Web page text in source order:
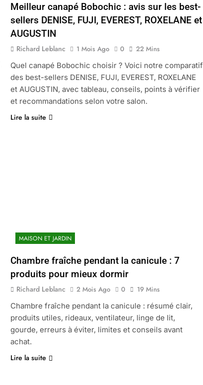
Meilleur canapé Bobochic : avis sur les best-
sellers DENISE, FUJI, EVEREST, ROXELANE et
AUGUSTIN
Richard Leblanc 1 Mois Ago 0
22 Mins
Quel canapé Bobochic choisir ? Voici notre comparatif
des best-sellers DENISE, FUJI, EVEREST, ROXELANE
et AUGUSTIN, avec tableau, conseils, points à vérifier
et recommandations selon votre salon.
Lire la suite
MAISON ET JARDIN
Chambre fraîche pendant la canicule : 7
produits pour mieux dormir
Richard Leblanc 2 Mois Ago 0
19 Mins
Chambre fraîche pendant la canicule : résumé clair,
produits utiles, rideaux, ventilateur, linge de lit,
gourde, erreurs à éviter, limites et conseils avant
achat.
Lire la suite